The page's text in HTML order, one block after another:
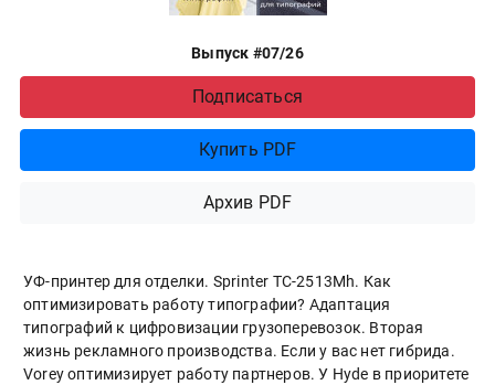
Выпуск #07/26
Подписаться
Купить PDF
Архив PDF
УФ-принтер для отделки. Sprinter ТС-2513Mh. Как
оптимизировать работу типографии? Адаптация
типографий к цифровизации грузоперевозок. Вторая
жизнь рекламного производства. Если у вас нет гибрида.
Vorey оптимизирует работу партнеров. У Hyde в приоритете